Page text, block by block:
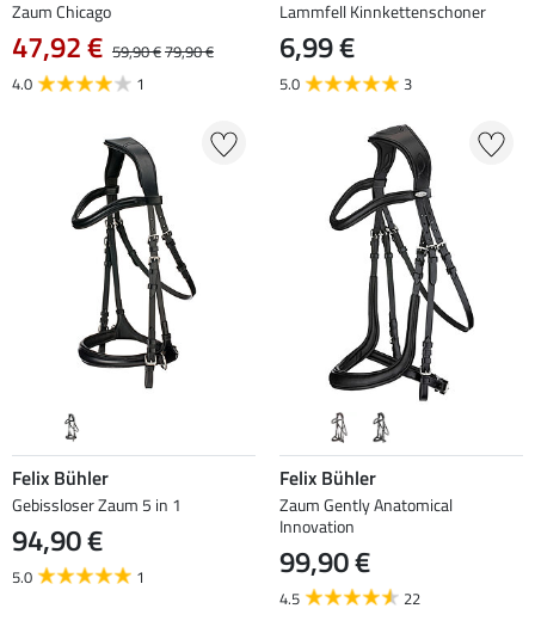
Zaum Chicago
47,92 € 59,90 €79,90 €
4.0
1
Lammfell Kinnkettenschoner
6,99 €
5.0 3
Felix Bühler
Gebissloser Zaum 5 in 1
94,90 €
5.0 1
Felix Bühler
Zaum Gently Anatomical
Innovation
99,90 €
4.5 22